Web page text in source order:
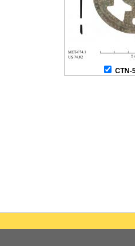
CTN-